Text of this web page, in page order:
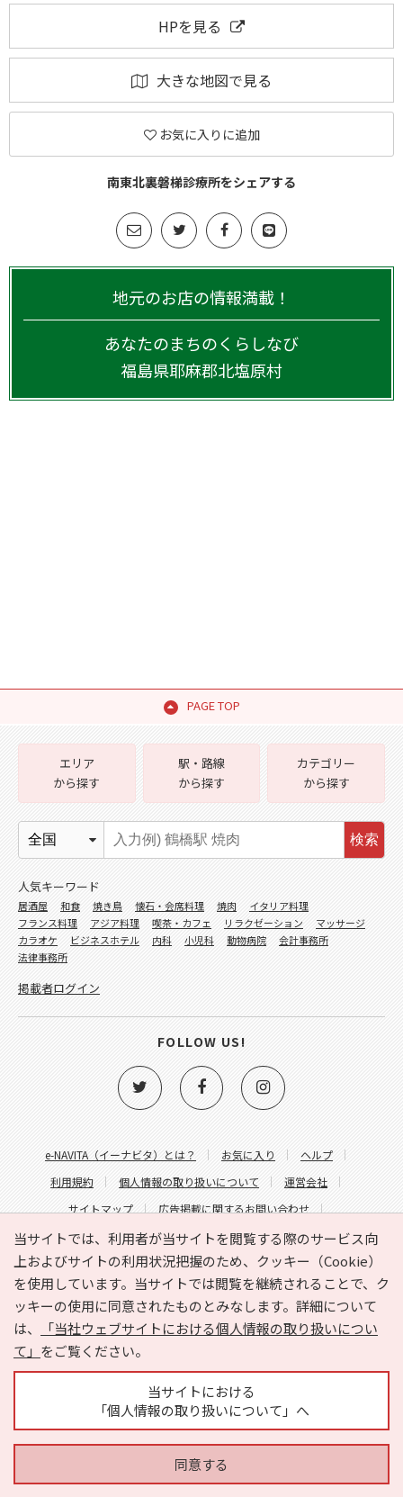
HPを見る
大きな地図で見る
お気に入りに追加
南東北裏磐梯診療所をシェアする
地元のお店の情報満載！
あなたのまちのくらしなび
福島県耶麻郡北塩原村
PAGE TOP
当サイトでは、利用者が当サイトを閲覧する際のサービス向
上およびサイトの利用状況把握のため、クッキー（Cookie）
を使用しています。当サイトでは閲覧を継続されることで、ク
ッキーの使用に同意されたものとみなします。詳細について
は、
「当社ウェブサイトにおける個人情報の取り扱いについ
て」 をご覧ください。
当サイトにおける
「個人情報の取り扱いについて」へ
同意する
e-NAVITA（イーナビタ）とは？ お気に入り
ヘルプ
利用規約
個人情報の取り扱いについて
運営会社
サイトマップ
広告掲載に関するお問い合わせ
サイトの内容に関するお問い合わせ
エリア
から探す
駅・路線
から探す
カテゴリー
から探す
検索
人気キーワード
居酒屋 和食 焼き鳥 懐石・会席料理 焼肉
イタリア料理
フランス料理
アジア料理 喫茶・カフェ リラクゼーション
マッサージ
カラオケ
ビジネスホテル 内科 小児科 動物病院
会計事務所
法律事務所
掲載者ログイン
FOLLOW US!
Copyright © HYOJITO.Co.,Ltd. All Rights Reserved.